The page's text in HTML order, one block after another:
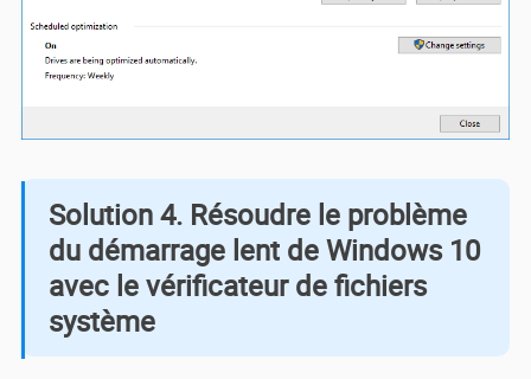
Solution 4. Résoudre le problème
du démarrage lent de Windows 10
avec le vérificateur de fichiers
système